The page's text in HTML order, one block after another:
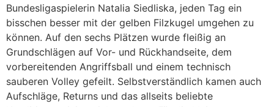
Bundesligaspielerin Natalia Siedliska, jeden Tag ein
bisschen besser mit der gelben Filzkugel umgehen zu
können. Auf den sechs Plätzen wurde fleißig an
Grundschlägen auf Vor- und Rückhandseite, dem
vorbereitenden Angriffsball und einem technisch
sauberen Volley gefeilt. Selbstverständlich kamen auch
Aufschläge, Returns und das allseits beliebte